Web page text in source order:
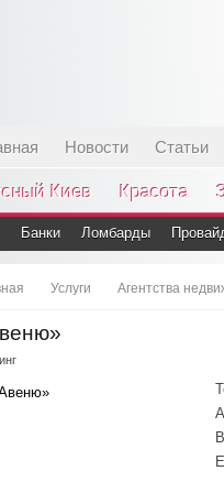
Новости Статьи
Киев Красота
Банки Ломбарды
Услуги Агентства